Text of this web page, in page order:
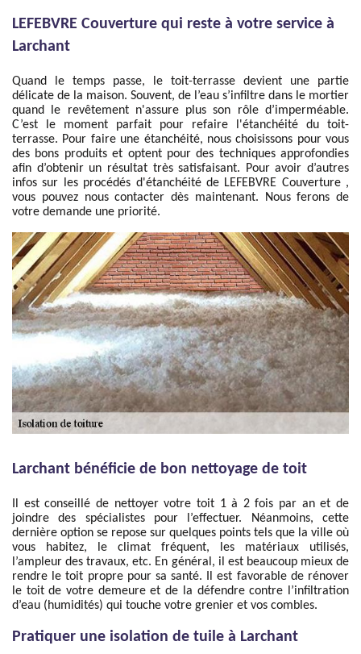
LEFEBVRE Couverture qui reste à votre service à
Larchant
Quand le temps passe, le toit-terrasse devient une partie
délicate de la maison. Souvent, de l’eau s’infiltre dans le mortier
quand le revêtement n'assure plus son rôle d’imperméable.
C’est le moment parfait pour refaire l'étanchéité du toit-
terrasse. Pour faire une étanchéité, nous choisissons pour vous
des bons produits et optent pour des techniques approfondies
afin d’obtenir un résultat très satisfaisant. Pour avoir d’autres
infos sur les procédés d'étanchéité de LEFEBVRE Couverture ,
vous pouvez nous contacter dès maintenant. Nous ferons de
votre demande une priorité.
Larchant bénéficie de bon nettoyage de toit
Il est conseillé de nettoyer votre toit 1 à 2 fois par an et de
joindre des spécialistes pour l’effectuer. Néanmoins, cette
dernière option se repose sur quelques points tels que la ville où
vous habitez, le climat fréquent, les matériaux utilisés,
l’ampleur des travaux, etc. En général, il est beaucoup mieux de
rendre le toit propre pour sa santé. Il est favorable de rénover
le toit de votre demeure et de la défendre contre l’infiltration
d’eau (humidités) qui touche votre grenier et vos combles.
Pratiquer une isolation de tuile à Larchant